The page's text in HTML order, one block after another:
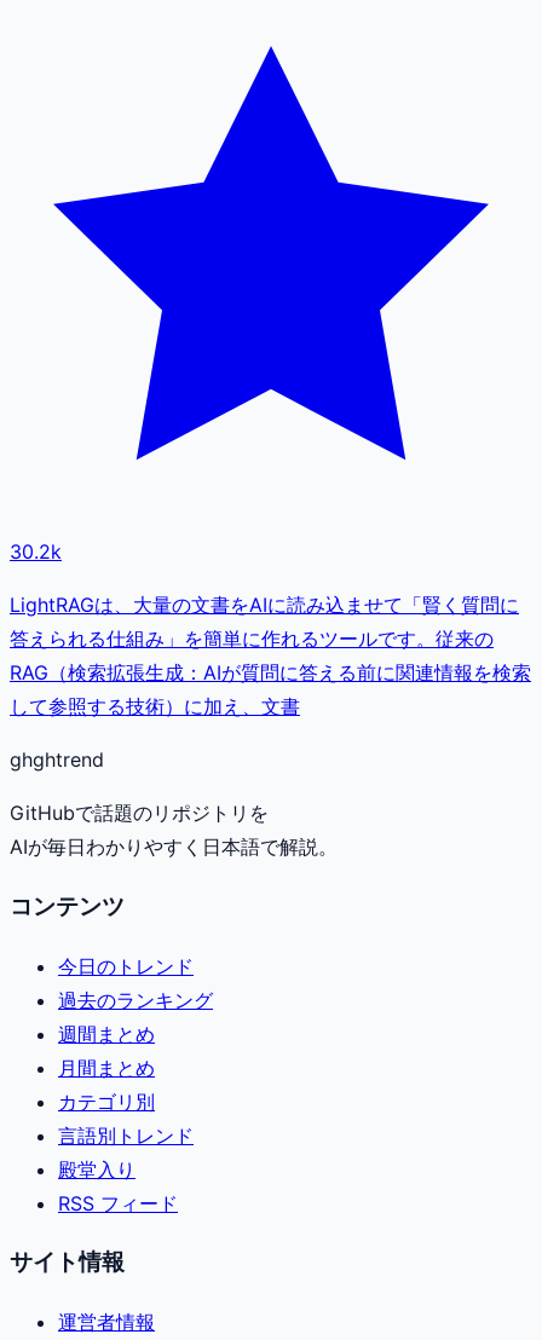
30.2k
LightRAGは、大量の文書をAIに読み込ませて「賢く質問に
答えられる仕組み」を簡単に作れるツールです。従来の
RAG（検索拡張生成：AIが質問に答える前に関連情報を検索
して参照する技術）に加え、文書
ghghtrend
GitHubで話題のリポジトリを
AIが毎日わかりやすく日本語で解説。
コンテンツ
今日のトレンド
過去のランキング
週間まとめ
月間まとめ
カテゴリ別
言語別トレンド
殿堂入り
RSS フィード
サイト情報
運営者情報